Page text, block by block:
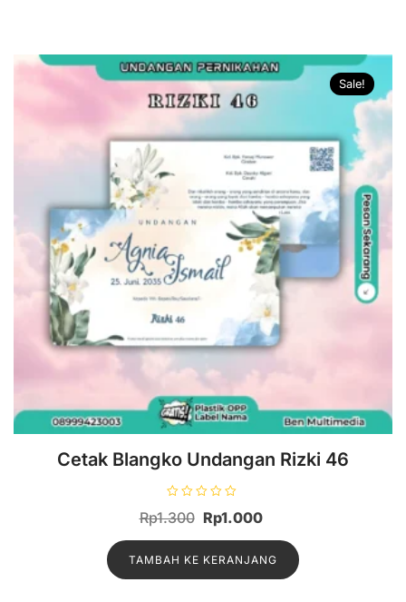
Sale!
Cetak Blangko Undangan Rizki 46
i
i
a
0
Rp1.300 Harga
aslinya
adalah:
Rp1.300.
Rp1.000
saat
ini
adalah:
TAMBAH KE KERANJANG